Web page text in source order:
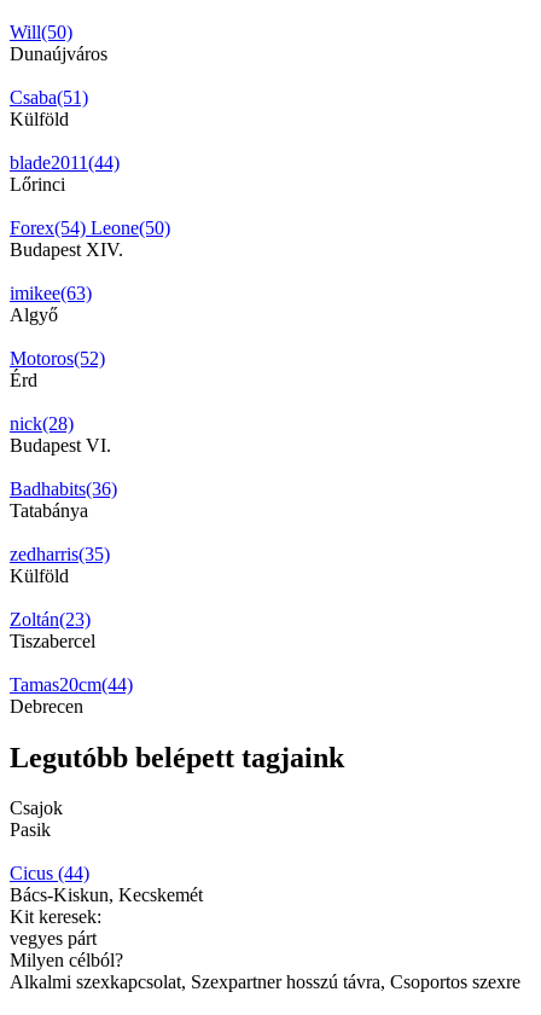
Will(50)
Dunaújváros
Csaba(51)
Külföld
blade2011(44)
Lőrinci
Forex(54) Leone(50)
Budapest XIV.
imikee(63)
Algyő
Motoros(52)
Érd
nick(28)
Budapest VI.
Badhabits(36)
Tatabánya
zedharris(35)
Külföld
Zoltán(23)
Tiszabercel
Tamas20cm(44)
Debrecen
Legutóbb belépett tagjaink
Csajok
Pasik
Cicus (44)
Bács-Kiskun, Kecskemét
Kit keresek:
vegyes párt
Milyen célból?
Alkalmi szexkapcsolat, Szexpartner hosszú távra, Csoportos szexre